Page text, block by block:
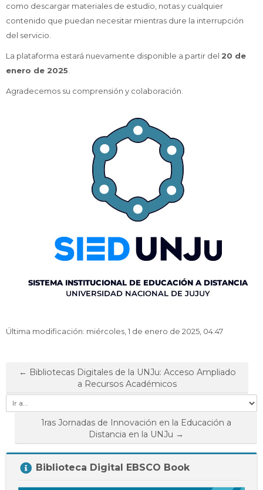
como descargar materiales de estudio, notas y cualquier
contenido que puedan necesitar mientras dure la interrupción
del servicio.
La plataforma estará nuevamente disponible a partir del 20 de
enero de 2025
Agradecemos su comprensión y colaboración.
Última modificación: miércoles, 1 de enero de 2025, 04:47
← Bibliotecas Digitales de la UNJu: Acceso Ampliado
a Recursos Académicos
1ras Jornadas de Innovación en la Educación a
Distancia en la UNJu →
Biblioteca
Biblioteca Digital EBSCO Book